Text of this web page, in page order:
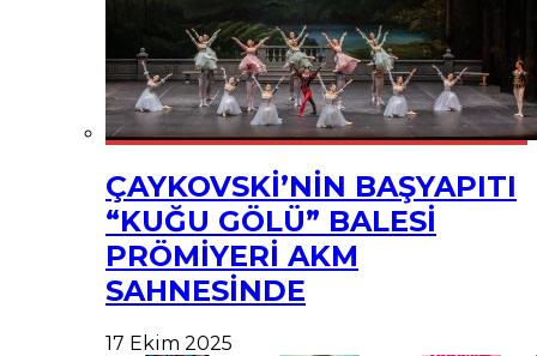
ÇAYKOVSKİ’NİN BAŞYAPITI
“KUĞU GÖLÜ” BALESİ
PRÖMİYERİ AKM
SAHNESİNDE
17 Ekim 2025